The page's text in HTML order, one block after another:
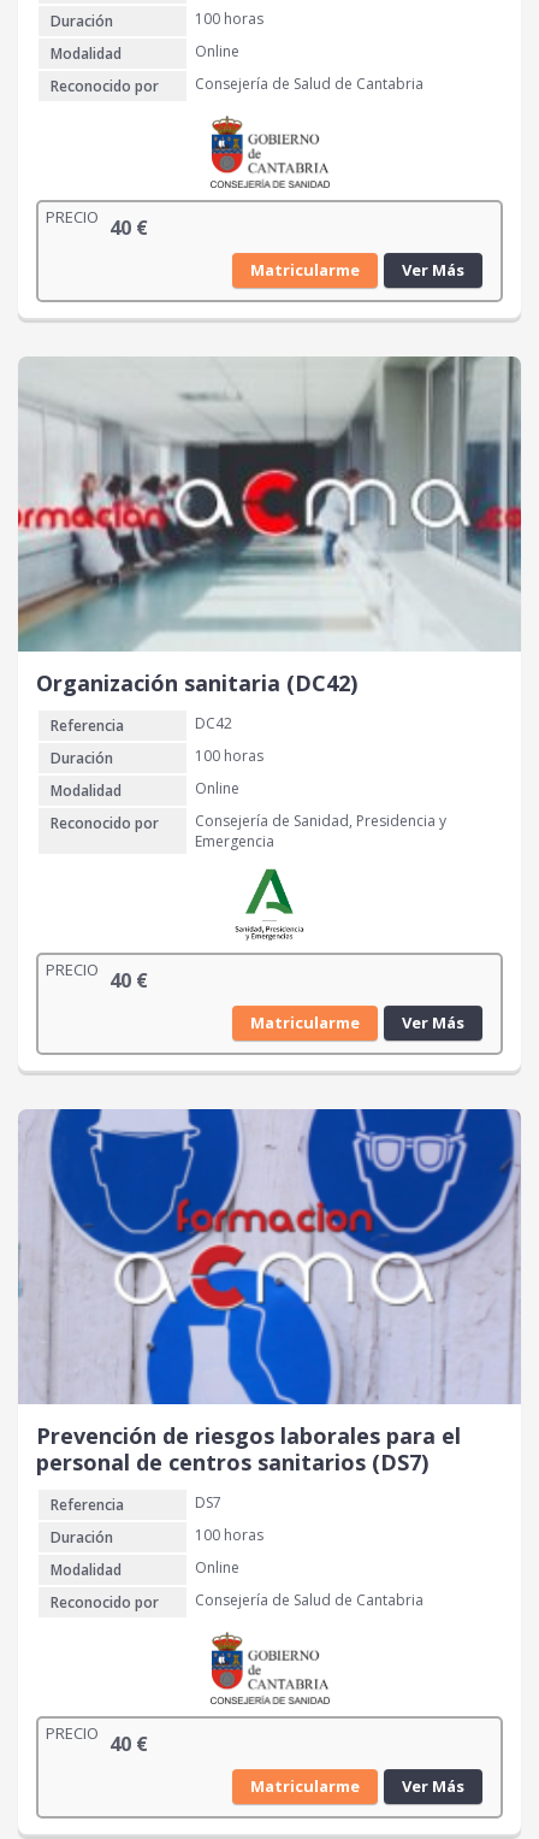
Duración
100 horas
Modalidad
Online
Reconocido por
Consejería de Salud de Cantabria
PRECIO 40 €
Matricularme Ver Más
Organización sanitaria (DC42)
Referencia
DC42
Duración
100 horas
Modalidad
Online
Reconocido por
Consejería de Sanidad, Presidencia y
Emergencia
PRECIO 40 €
Matricularme Ver Más
Prevención de riesgos laborales para el
personal de centros sanitarios (DS7)
Referencia
DS7
Duración
100 horas
Modalidad
Online
Reconocido por
Consejería de Salud de Cantabria
PRECIO 40 €
Matricularme Ver Más